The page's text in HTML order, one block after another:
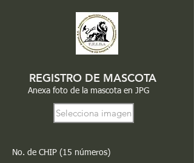
REGISTRO DE MASCOTA
Anexa foto de la mascota en JPG
Selecciona imagen
No. de CHIP (15 números)